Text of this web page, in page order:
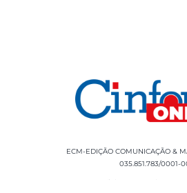
ECM-EDIÇÃO COMUNICAÇÃO &
035.851.783/0001-
Rua Sílvio Cesar Leite, 90